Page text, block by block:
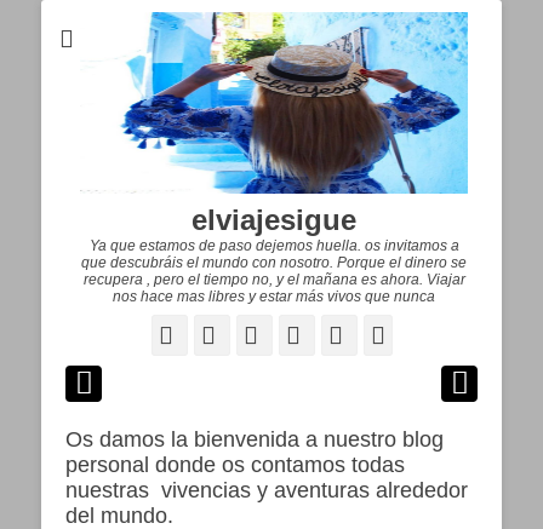
elviajesigue
Ya que estamos de paso dejemos huella. os invitamos a
que descubráis el mundo con nosotro. Porque el dinero se
recupera , pero el tiempo no, y el mañana es ahora. Viajar
nos hace mas libres y estar más vivos que nunca
Facebook
CorreoWordPress
PinterestYouTube
Os damos la bienvenida a nuestro blog
personal donde os contamos todas
nuestras vivencias y aventuras alrededor
del mundo.